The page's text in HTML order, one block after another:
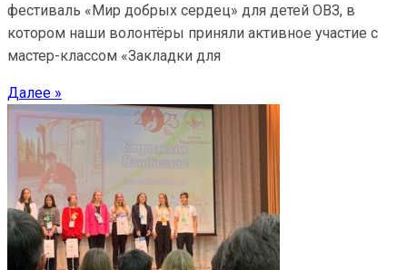
фестиваль «Мир добрых сердец» для детей ОВЗ, в
котором наши волонтёры приняли активное участие с
мастер-классом «Закладки для
Далее »